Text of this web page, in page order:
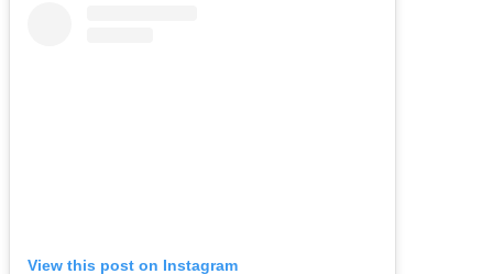
View this post on Instagram